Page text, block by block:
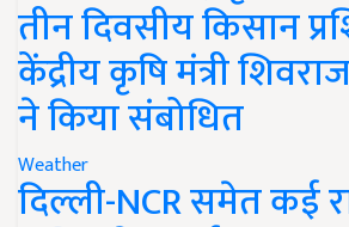
तीन दिवसीय किसान
केंद्रीय कृषि मंत्री
ने किया संबोधित
Weather
दिल्ली-NCR समेत कई